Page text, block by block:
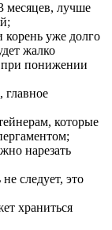
месяцев, лучше
корень уже долго
жалко
при понижении
главное
которые
нарезать
следует, это
храниться